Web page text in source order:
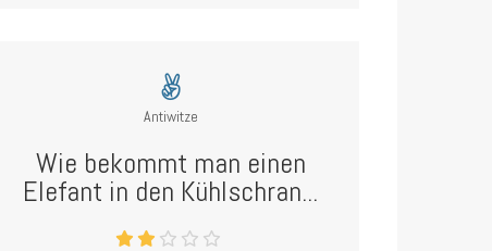
Antiwitze
Wie bekommt man einen
Elefant in den Kühlschran...